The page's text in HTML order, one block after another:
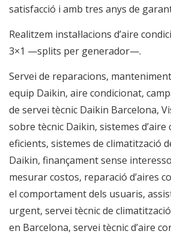
satisfacció i amb tres anys de
Realitzem instal·lacions d’aire
3×1 —splits per generador—.
Servei de reparacions,
equip Daikin, aire condicionat,
de servei tècnic Daikin Barcelona,
sobre tècnic Daikin, sistemes
eficients, sistemes de climatització
Daikin, finançament sense
mesurar costos, reparació d’aires
el comportament dels usuaris,
urgent, servei tècnic de
en Barcelona, servei tècnic d’aire